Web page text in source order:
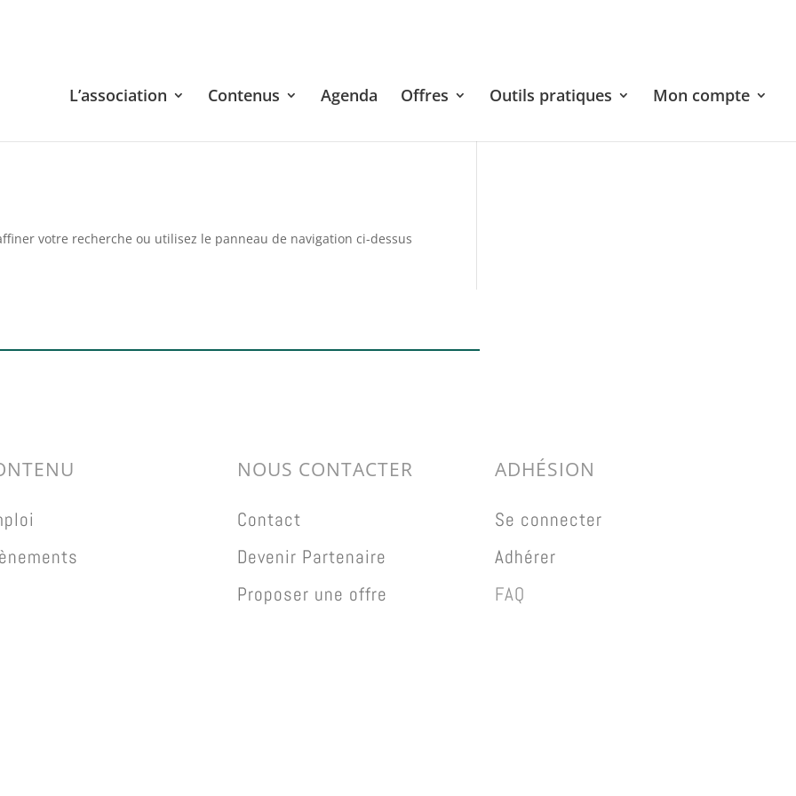
L’association Contenus Agenda Offres Outils pratiques Mon compte
votre recherche ou utilisez le panneau de navigation ci-dessus
NOUS CONTACTER
Contact
Devenir Partenaire
Proposer une offre
ADHÉSION
Se connecter
Adhérer
FAQ